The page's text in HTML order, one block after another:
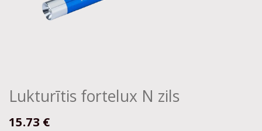
Lukturītis fortelux N zils
15.73 €